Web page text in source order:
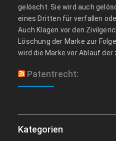
gelöscht. Sie wird auch
eines Dritten für verfallen
Auch Klagen vor den
Löschung der Marke zur
wird die Marke vor Ablauf der
Patentrecht:
Kategorien